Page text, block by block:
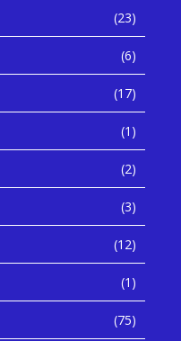
(23)
(6)
(17)
(1)
(2)
(3)
(12)
(1)
(75)